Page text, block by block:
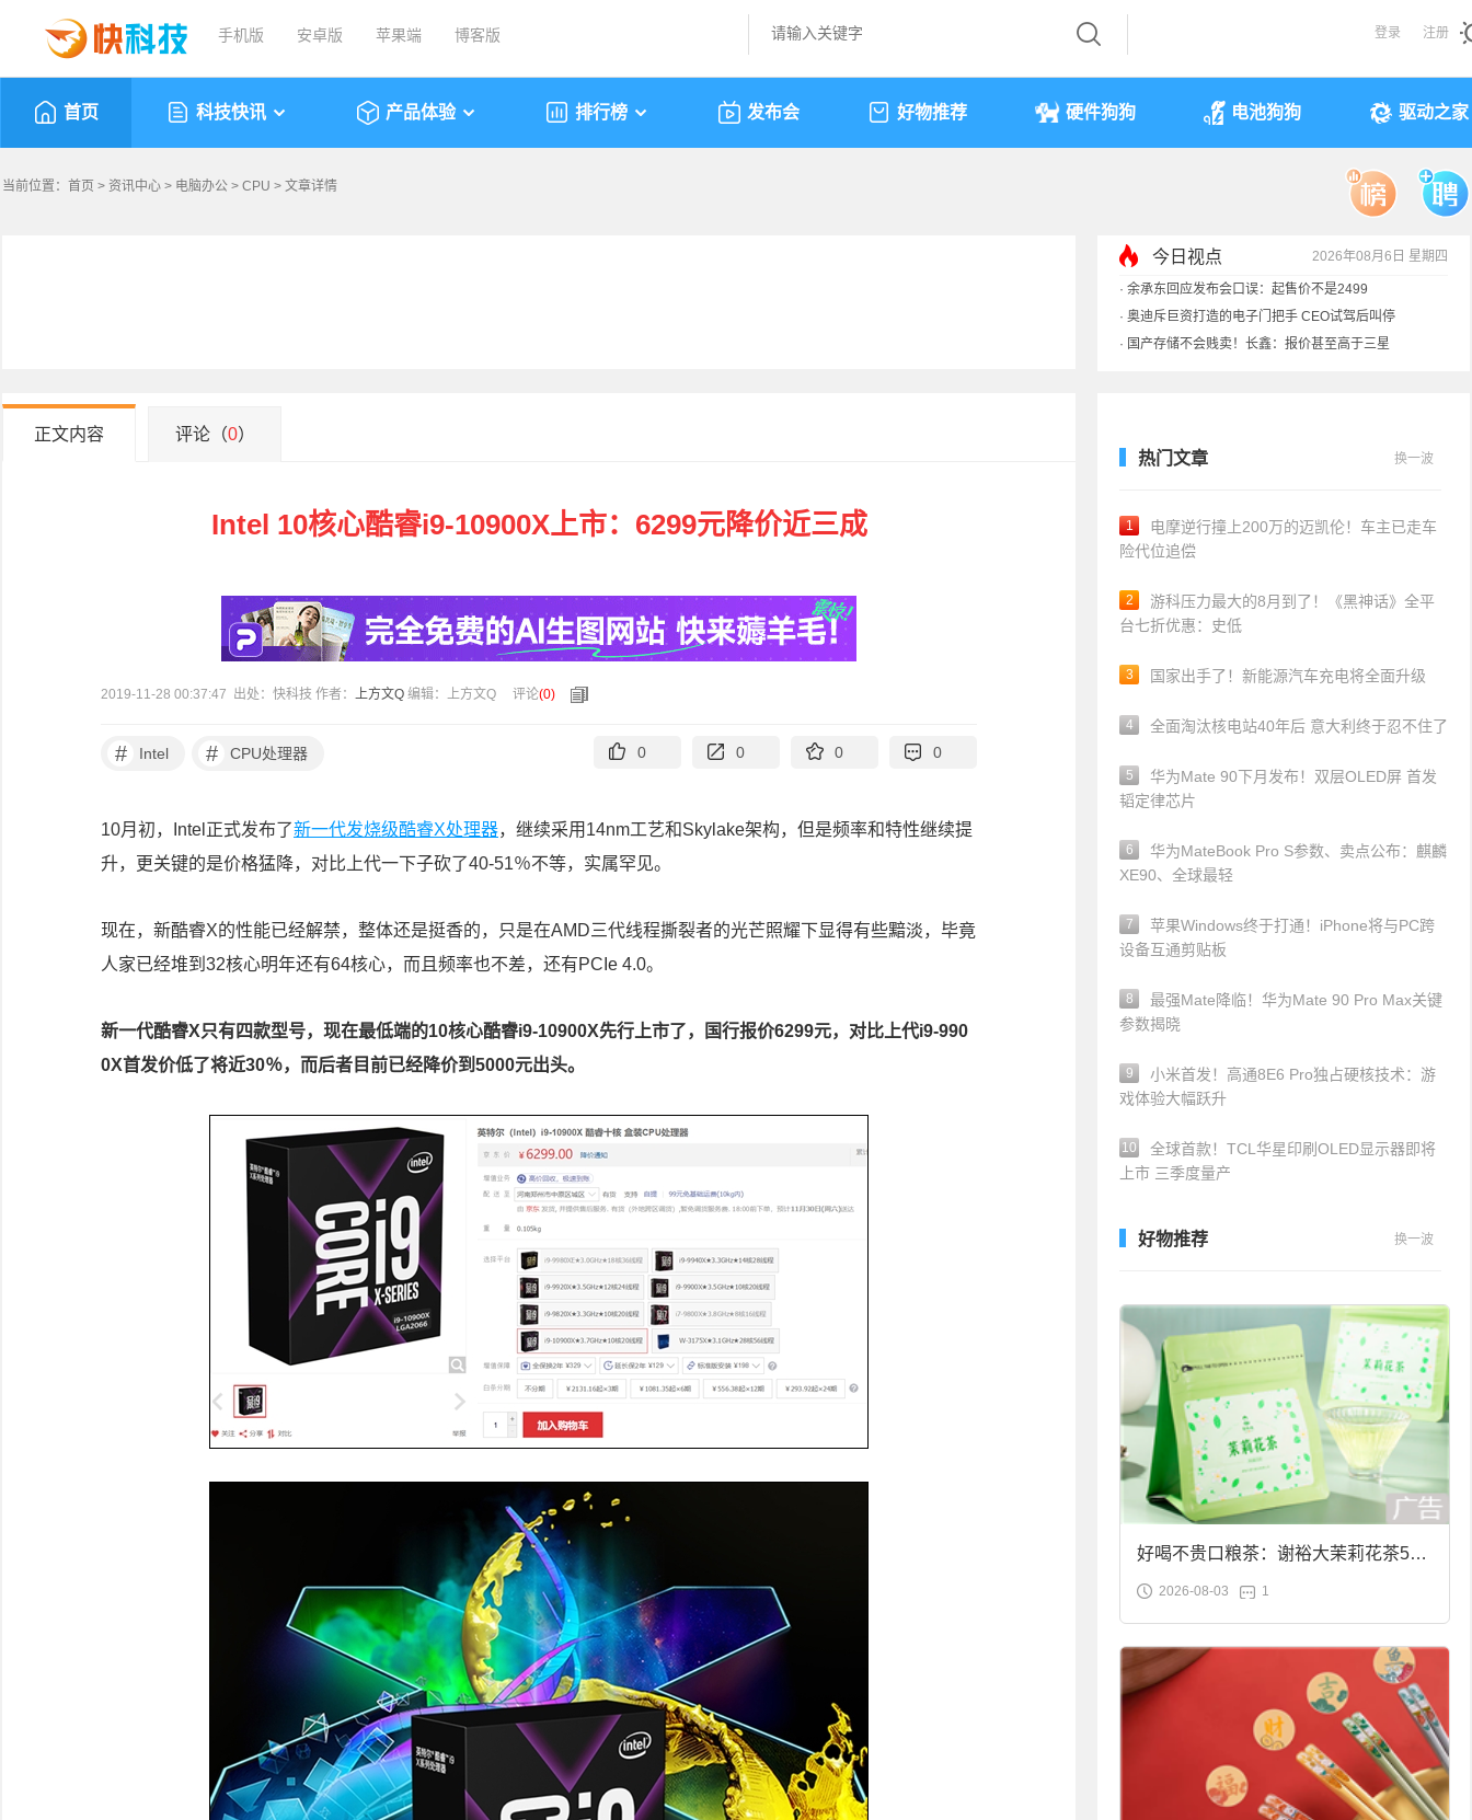
手机版 安卓版 苹果端 博客版 登录 注册
首页 科技快讯 产品体验 排行榜 发布会 好物推荐 硬件狗狗 电池狗狗 驱动之家
当前位置： 首页 > 资讯中心 > 电脑办公 > CPU > 文章详情
今日视点 2026年08月6日 星期四
· 余承东回应发布会口误：起售价不是2499
· 奥迪斥巨资打造的电子门把手 CEO试驾后叫停
· 国产存储不会贱卖！长鑫：报价甚至高于三星
正文内容 评论（0）
Intel 10核心酷睿i9-10900X上市：6299元降价近三成
2019-11-28 00:37:47 出处：快科技 作者： 上方文Q 编辑：上方文Q 评论(0)
# Intel # CPU处理器 0 0 0 0
10月初，Intel正式发布了新一代发烧级酷睿X处理器，继续采用14nm工艺和Skylake架构，但是频率和特性继续提
升，更关键的是价格猛降，对比上代一下子砍了40-51％不等，实属罕见。
现在，新酷睿X的性能已经解禁，整体还是挺香的，只是在AMD三代线程撕裂者的光芒照耀下显得有些黯淡，毕竟
人家已经堆到32核心明年还有64核心，而且频率也不差，还有PCIe 4.0。
新一代酷睿X只有四款型号，现在最低端的10核心酷睿i9-10900X先行上市了，国行报价6299元，对比上代i9-990
0X首发价低了将近30％，而后者目前已经降价到5000元出头。
热门文章 换一波
1
电摩逆行撞上200万的迈凯伦！车主已走车
险代位追偿
2
游科压力最大的8月到了！《黑神话》全平
台七折优惠：史低
3 国家出手了！新能源汽车充电将全面升级
4 全面淘汰核电站40年后 意大利终于忍不住了
5
华为Mate 90下月发布！双层OLED屏 首发
韬定律芯片
6
华为MateBook Pro S参数、卖点公布：麒麟
XE90、全球最轻
7
苹果Windows终于打通！iPhone将与PC跨
设备互通剪贴板
8
最强Mate降临！华为Mate 90 Pro Max关键
参数揭晓
9
小米首发！高通8E6 Pro独占硬核技术：游
戏体验大幅跃升
10
全球首款！TCL华星印刷OLED显示器即将
上市 三季度量产
好物推荐 换一波
好喝不贵口粮茶：谢裕大茉莉花茶50g
袋装9.9元到手
2026-08-03 1